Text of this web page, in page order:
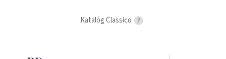
Katalóg Classico ?